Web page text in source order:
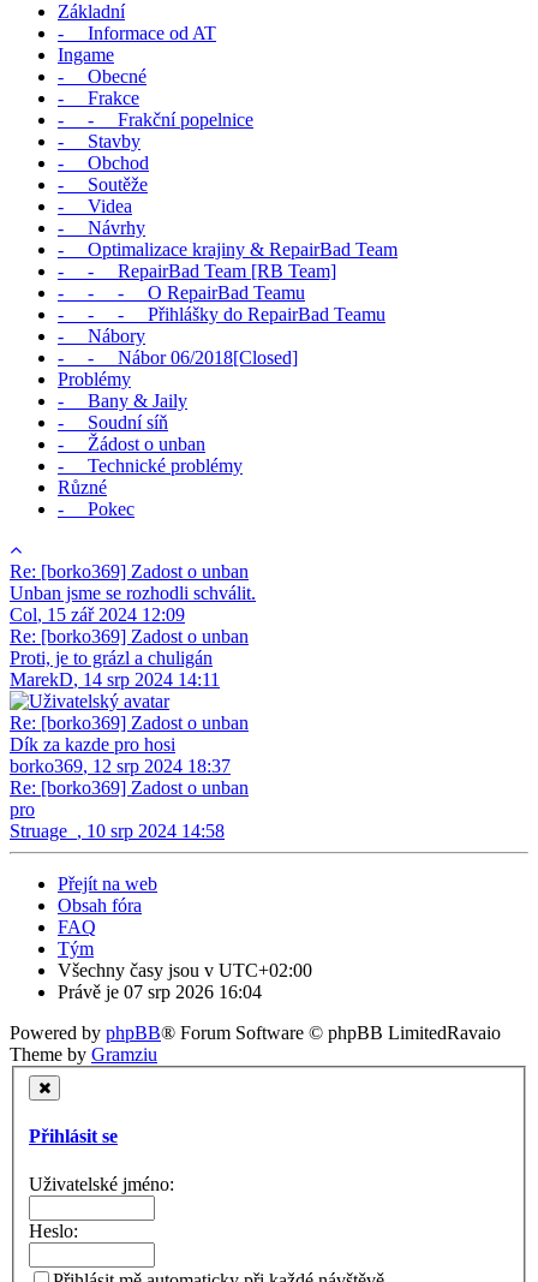
Základní
- Informace od AT
Ingame
- Obecné
- Frakce
- - Frakční popelnice
- Stavby
- Obchod
- Soutěže
- Videa
- Návrhy
- Optimalizace krajiny & RepairBad Team
- - RepairBad Team [RB Team]
- - - O RepairBad Teamu
- - - Přihlášky do RepairBad Teamu
- Nábory
- - Nábor 06/2018[Closed]
Problémy
- Bany & Jaily
- Soudní síň
- Žádost o unban
- Technické problémy
Různé
- Pokec
Re: [borko369] Zadost o unban
Unban jsme se rozhodli schválit.
Col, 15 zář 2024 12:09
Re: [borko369] Zadost o unban
Proti, je to grázl a chuligán
MarekD, 14 srp 2024 14:11
Re: [borko369] Zadost o unban
Dík za kazde pro hosi
borko369, 12 srp 2024 18:37
Re: [borko369] Zadost o unban
pro
Struage_ , 10 srp 2024 14:58
Přejít na web
Obsah fóra
FAQ
Tým
Všechny časy jsou v UTC+02:00
Právě je 07 srp 2026 16:04
Powered by phpBB® Forum Software © phpBB LimitedRavaio
Theme by Gramziu
Přihlásit se
Uživatelské jméno:
Heslo: